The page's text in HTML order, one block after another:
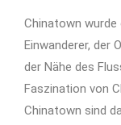
Chinatown wurde
Einwanderer, der
der Nähe des
Faszination von
Chinatown sind